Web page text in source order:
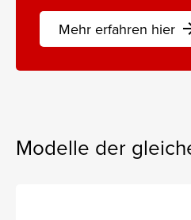
Mehr erfahren hier
Modelle der